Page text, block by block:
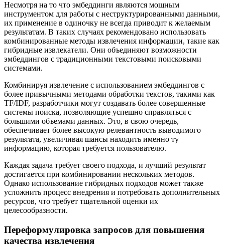
Несмотря на то что эмбеддинги являются мощным
инструментом для работы с неструктурированными данными,
их применение в одиночку не всегда приводит к желаемым
результатам. В таких случаях рекомендовано использовать
комбинированные методы извлечения информации, такие как
гибридные извлекатели. Они объединяют возможности
эмбеддингов с традиционными текстовыми поисковыми
системами.
Комбинируя извлечение с использованием эмбеддингов с
более привычными методами обработки текстов, такими как
TF/IDF, разработчики могут создавать более совершенные
системы поиска, позволяющие успешно справляться с
большими объемами данных. Это, в свою очередь,
обеспечивает более высокую релевантность выводимого
результата, увеличивая шансы находить именно ту
информацию, которая требуется пользователю.
Каждая задача требует своего подхода, и лучший результат
достигается при комбинировании нескольких методов.
Однако использование гибридных подходов может также
усложнить процесс внедрения и потребовать дополнительных
ресурсов, что требует тщательной оценки их
целесообразности.
Переформулировка запросов для повышения
качества извлечения